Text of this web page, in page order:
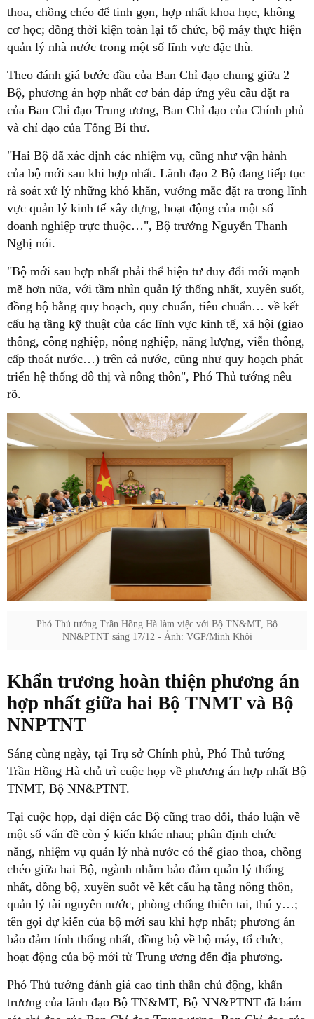
thoa, chồng chéo để tinh gọn, hợp nhất khoa học, không
cơ học; đồng thời kiện toàn lại tổ chức, bộ máy thực hiện
quản lý nhà nước trong một số lĩnh vực đặc thù.
Theo đánh giá bước đầu của Ban Chỉ đạo chung giữa 2
Bộ, phương án hợp nhất cơ bản đáp ứng yêu cầu đặt ra
của Ban Chỉ đạo Trung ương, Ban Chỉ đạo của Chính phủ
và chỉ đạo của Tổng Bí thư.
"Hai Bộ đã xác định các nhiệm vụ, cũng như vận hành
của bộ mới sau khi hợp nhất. Lãnh đạo 2 Bộ đang tiếp tục
rà soát xử lý những khó khăn, vướng mắc đặt ra trong lĩnh
vực quản lý kinh tế xây dựng, hoạt động của một số
doanh nghiệp trực thuộc…", Bộ trưởng Nguyễn Thanh
Nghị nói.
"Bộ mới sau hợp nhất phải thể hiện tư duy đổi mới mạnh
mẽ hơn nữa, với tầm nhìn quản lý thống nhất, xuyên suốt,
đồng bộ bằng quy hoạch, quy chuẩn, tiêu chuẩn… về kết
cấu hạ tầng kỹ thuật của các lĩnh vực kinh tế, xã hội (giao
thông, công nghiệp, nông nghiệp, năng lượng, viễn thông,
cấp thoát nước…) trên cả nước, cũng như quy hoạch phát
triển hệ thống đô thị và nông thôn", Phó Thủ tướng nêu
rõ.
Phó Thủ tướng Trần Hồng Hà làm việc với Bộ TN&MT, Bộ
NN&PTNT sáng 17/12 - Ảnh: VGP/Minh Khôi
Khẩn trương hoàn thiện phương án
hợp nhất giữa hai Bộ TNMT và Bộ
NNPTNT
Sáng cùng ngày, tại Trụ sở Chính phủ, Phó Thủ tướng
Trần Hồng Hà chủ trì cuộc họp về phương án hợp nhất Bộ
TNMT, Bộ NN&PTNT.
Tại cuộc họp, đại diện các Bộ cũng trao đổi, thảo luận về
một số vấn đề còn ý kiến khác nhau; phân định chức
năng, nhiệm vụ quản lý nhà nước có thể giao thoa, chồng
chéo giữa hai Bộ, ngành nhằm bảo đảm quản lý thống
nhất, đồng bộ, xuyên suốt về kết cấu hạ tầng nông thôn,
quản lý tài nguyên nước, phòng chống thiên tai, thú y…;
tên gọi dự kiến của bộ mới sau khi hợp nhất; phương án
bảo đảm tính thống nhất, đồng bộ về bộ máy, tổ chức,
hoạt động của bộ mới từ Trung ương đến địa phương.
Phó Thủ tướng đánh giá cao tinh thần chủ động, khẩn
trương của lãnh đạo Bộ TN&MT, Bộ NN&PTNT đã bám